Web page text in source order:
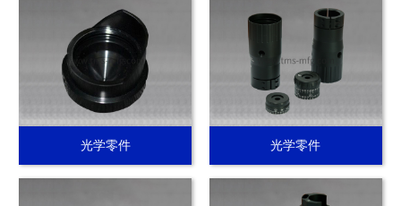
光学零件 光学零件